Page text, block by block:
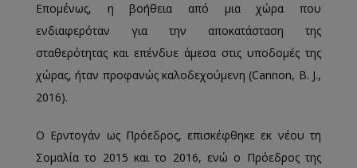
Επομένως, η βοήθεια από μια χώρα που
ενδιαφερόταν για την αποκατάσταση της
σταθερότητας και επένδυε άμεσα στις υποδομές της
χώρας, ήταν προφανώς καλοδεχούμενη (Cannon, B. J.,
2016).
Ο Ερντογάν ως Πρόεδρος, επισκέφθηκε εκ νέου τη
Σομαλία το 2015 και το 2016, ενώ ο Πρόεδρος της